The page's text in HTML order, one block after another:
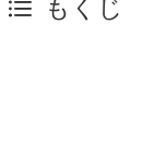
もくじ